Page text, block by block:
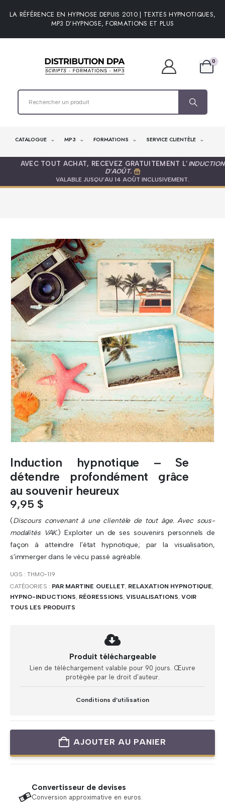
LA RÉFÉRENCE EN HYPNOSE DEPUIS 2010 | TEXTES HYPNOTIQUES,
MP3 D’HYPNOSE, FORMATIONS ET PLUS
0
CATALOGUE MP3 FORMATIONS SERVICE CLIENTÈLE
AVEC TOUT ACHAT, RECEVEZ GRATUITEMENT L’ INDUCTION
D'AOÛT.
VALABLE JUSQU’AU 14 AOÛT INCLUSIVEMENT.
Induction hypnotique – Se
détendre profondément grâce
au souvenir heureux
9,95 $
(Discours convenant à une clientèle de tout âge. Avec sous-
modalités VAK.) Exploiter un de ses souvenirs personnels de
façon à atteindre l’état hypnotique; par la visualisation,
s’immerger dans le vécu passé agréable.
UGS :THMO-119
CATÉGORIES : PAR MARTINE OUELLET, RELAXATION HYPNOTIQUE,
HYPNO-INDUCTIONS, RÉGRESSIONS, VISUALISATIONS, VOIR
TOUS LES PRODUITS
Produit téléchargeable
Lien de téléchargement valable pour 90 jours. Œuvre
protégée par le droit d’auteur.
Conditions d’utilisation
AJOUTER AU PANIER
Convertisseur de devises
Conversion approximative en euros.